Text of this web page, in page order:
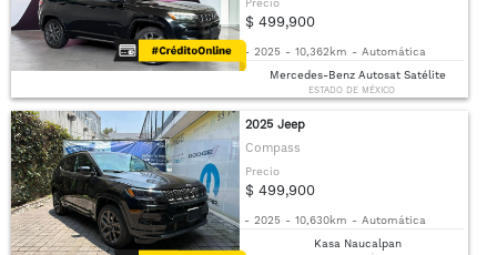
Precio
$ 499,900
- 2025 - 10,362km - Automática
Mercedes-Benz Autosat Satélite
ESTADO DE MÉXICO
2025 Jeep
Compass
Precio
$ 499,900
- 2025 - 10,630km - Automática
Kasa Naucalpan